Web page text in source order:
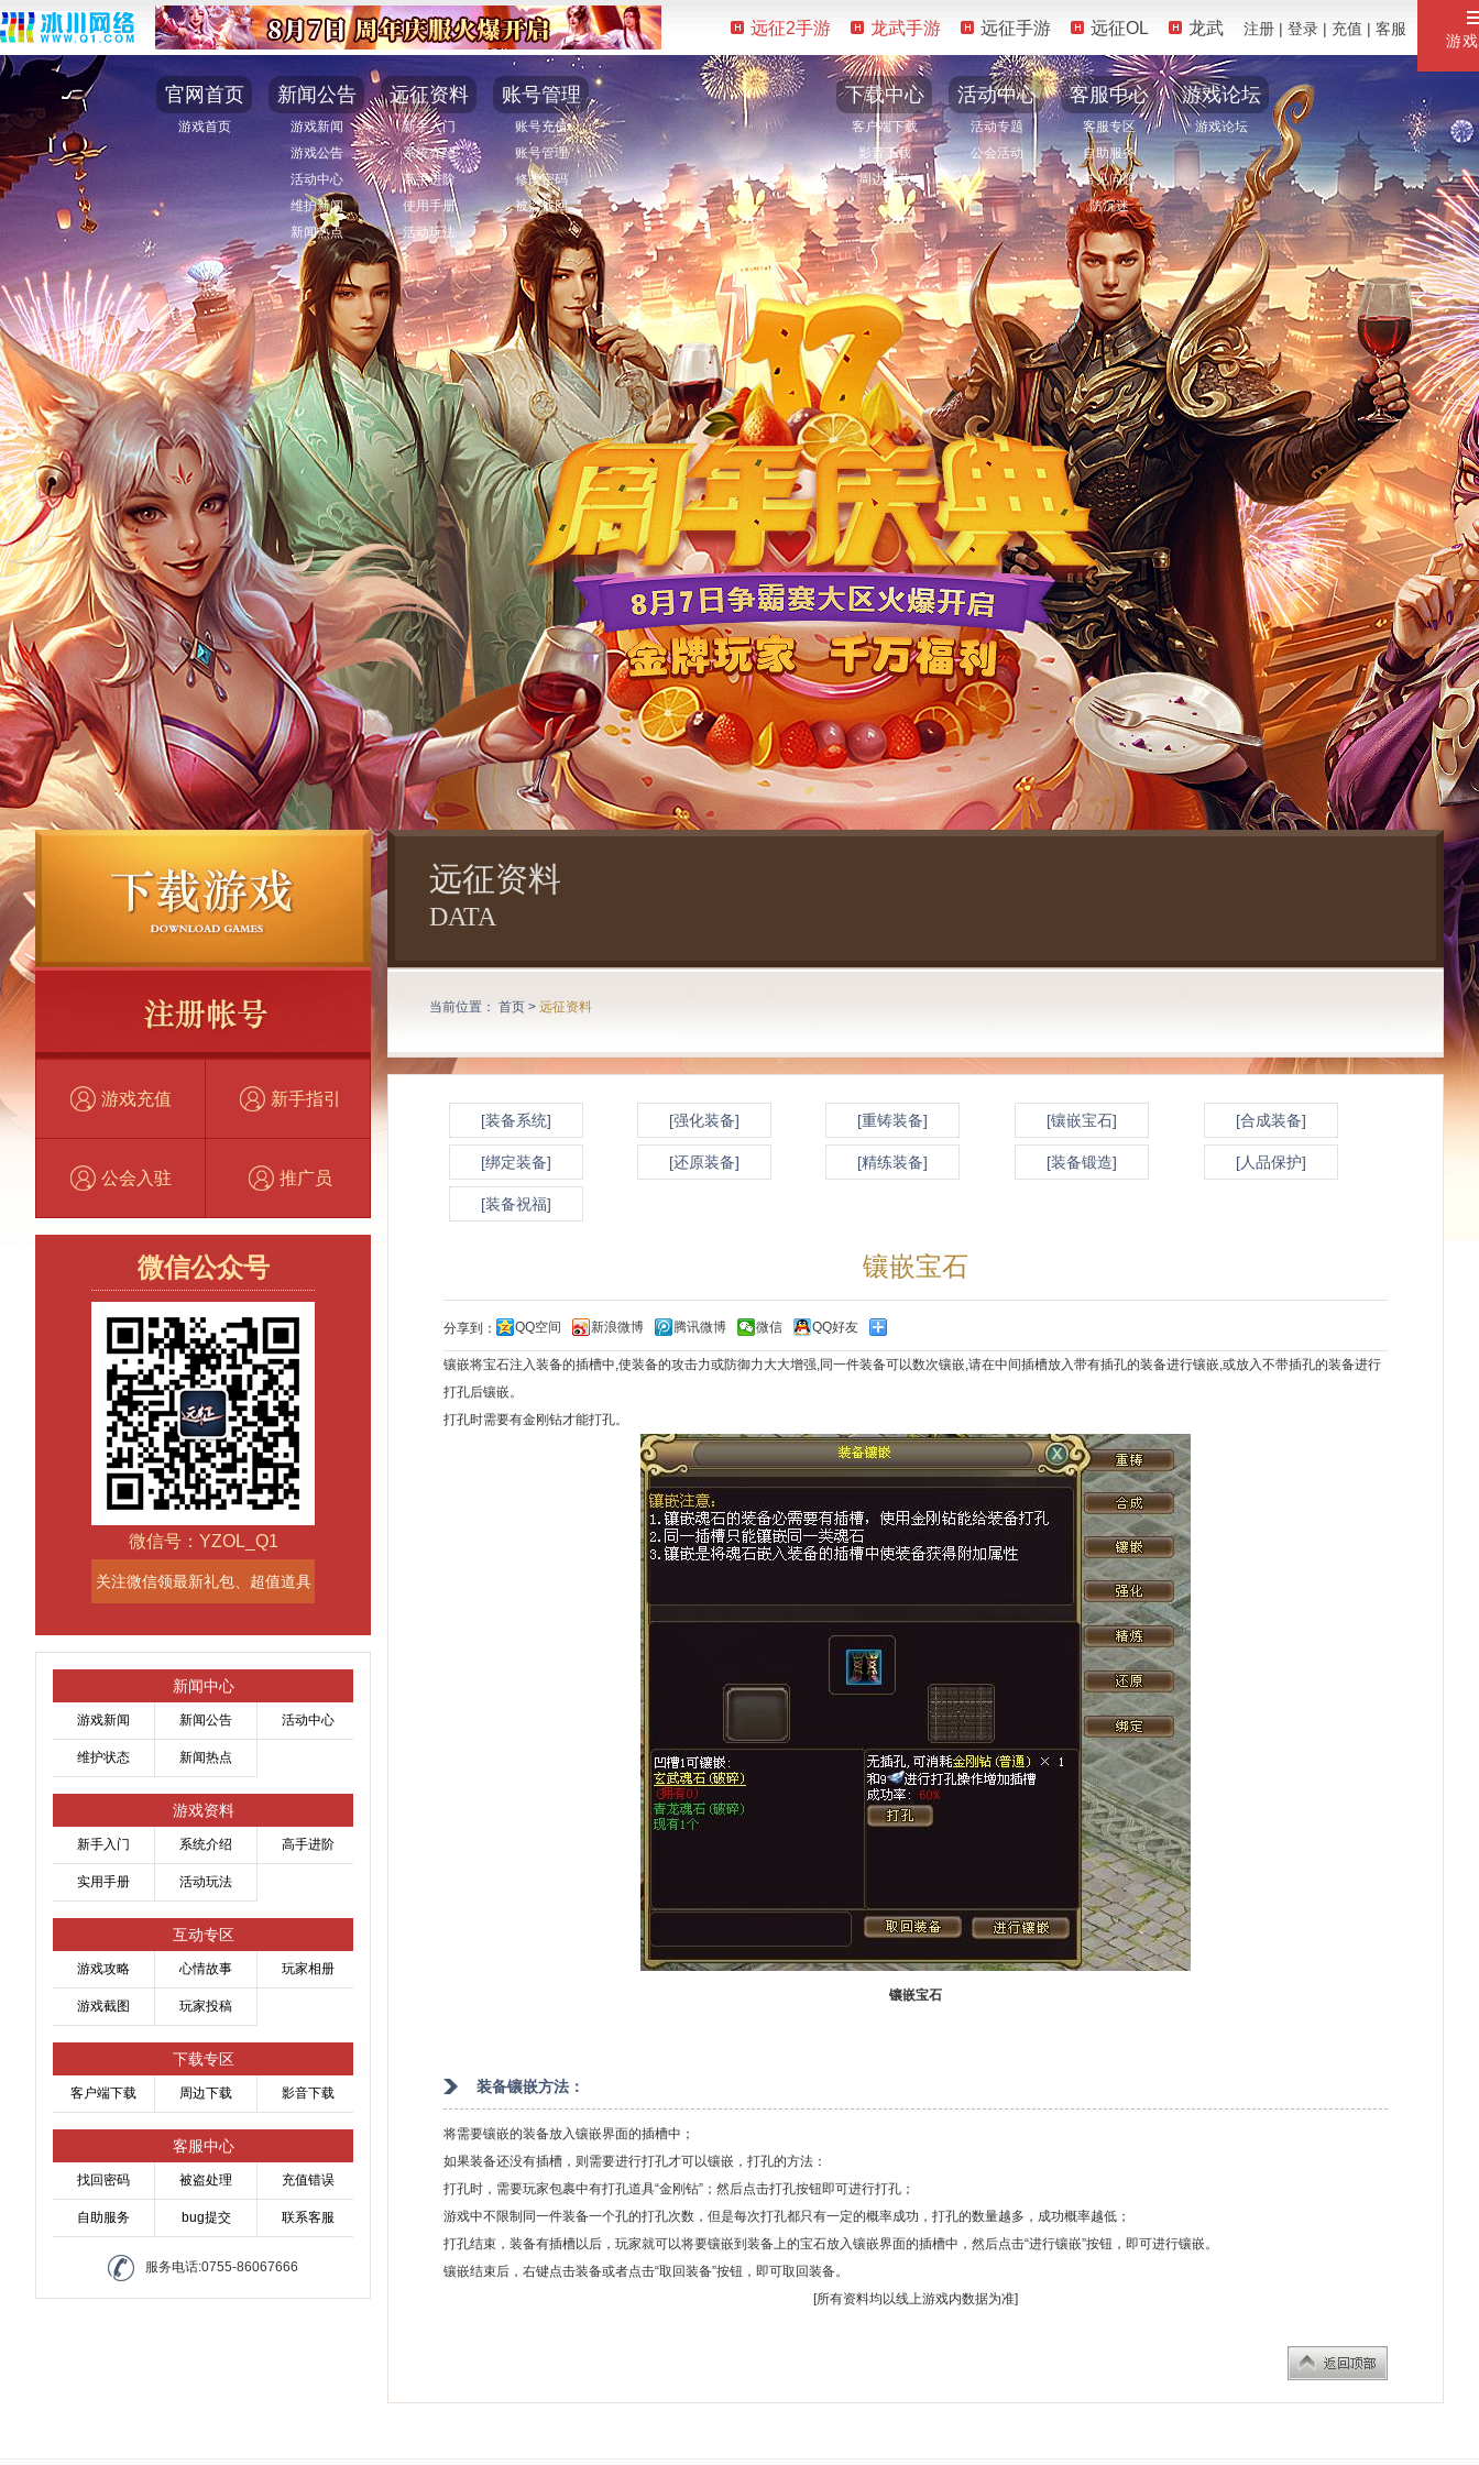
游
远征2手游 龙武手游 远征手游 远征OL 龙武 注册 | 登录 | 充值 | 客服
官网首页
游戏首页
新闻公告
游戏新闻
游戏公告
活动中心
维护新闻
新闻热点
远征资料
新手入门
系统介绍
高手进阶
使用手册
活动玩法
账号管理
账号充值
账号管理
修改密码
被盗找回
下载中心
客户端下载
影音下载
周边下载
活动中心
活动专题
公会活动
客服中心
客服专区
自助服务
常见问题
防沉迷
游戏论坛
游戏论坛
游戏充值 新手指引
公会入驻 推广员
微信公众号
微信号：YZOL_Q1
关注微信领最新礼包、超值道具
新闻中心
游戏新闻 新闻公告 活动中心
维护状态 新闻热点
游戏资料
新手入门 系统介绍 高手进阶
实用手册 活动玩法
互动专区
游戏攻略 心情故事 玩家相册
游戏截图 玩家投稿
下载专区
客户端下载 周边下载 影音下载
客服中心
找回密码 被盗处理 充值错误
自助服务 bug提交 联系客服
服务电话:0755-86067666
远征资料
DATA
当前位置： 首页 > 远征资料
[装备系统] [强化装备] [重铸装备] [镶嵌宝石] [合成装备]
[绑定装备] [还原装备] [精练装备] [装备锻造] [人品保护]
[装备祝福]
镶嵌宝石
分享到： QQ空间 新浪微博 腾讯微博 微信 QQ好友
镶嵌将宝石注入装备的插槽中,使装备的攻击力或防御力大大增强,同一件装备可以数次镶嵌,请在中间插槽放入带有插孔的装备进行镶嵌,或放入不带插孔的装备进行
打孔后镶嵌。
打孔时需要有金刚钻才能打孔。
镶嵌宝石
装备镶嵌方法：
将需要镶嵌的装备放入镶嵌界面的插槽中；
如果装备还没有插槽，则需要进行打孔才可以镶嵌，打孔的方法：
打孔时，需要玩家包裹中有打孔道具“金刚钻”；然后点击打孔按钮即可进行打孔；
游戏中不限制同一件装备一个孔的打孔次数，但是每次打孔都只有一定的概率成功，打孔的数量越多，成功概率越低；
打孔结束，装备有插槽以后，玩家就可以将要镶嵌到装备上的宝石放入镶嵌界面的插槽中，然后点击“进行镶嵌”按钮，即可进行镶嵌。
镶嵌结束后，右键点击装备或者点击“取回装备”按钮，即可取回装备。
[所有资料均以线上游戏内数据为准]